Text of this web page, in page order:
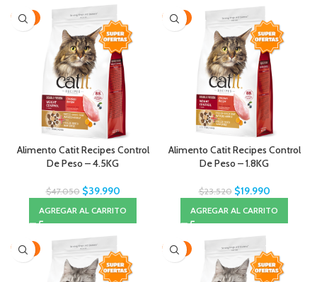
-15%
Alimento Catit Recipes Control
De Peso – 4.5KG
$47.050 $39.990
AGREGAR AL CARRITO
-15%
Alimento Catit Recipes Control
De Peso – 1.8KG
$23.520 $19.990
AGREGAR AL CARRITO
-15% -15%